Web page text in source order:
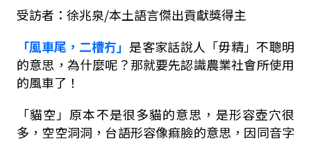
受訪者：徐兆泉/本土語言傑出貢獻獎得主
「風車尾，二槽冇」 是客家話說人「毋精」不聰明
的意思，為什麼呢？那就要先認識農業社會所使用
的風車了！
「貓空」原本不是很多貓的意思，是形容壺穴很
多，空空洞洞，台語形容像痲臉的意思，因同音字